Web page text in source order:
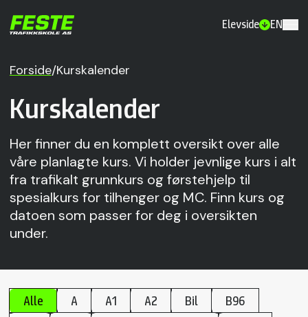
Elevside EN
Forside/Kurskalender
Kurskalender
Her finner du en komplett oversikt over alle
våre planlagte kurs. Vi holder jevnlige kurs i alt
fra trafikalt grunnkurs og førstehjelp til
spesialkurs for tilhenger og MC. Finn kurs og
datoen som passer for deg i oversikten
under.
Alle A A1 A2 Bil
B96